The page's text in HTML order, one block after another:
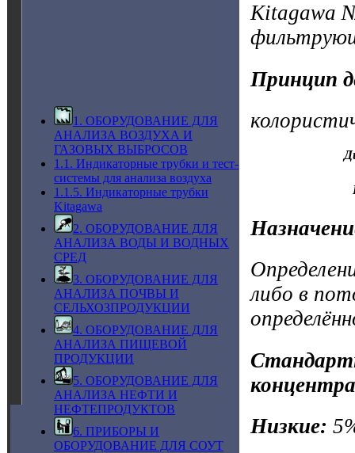
1. ОБОРУДОВАНИЕ ДЛЯ
АНАЛИЗА ВОЗДУХА И
ГАЗОВЫХ ВЫБРОСОВ
1.1. Индикаторные трубки и тест-
системы для анализа воздуха
1.1.5. Индикаторные трубки
Kitagawa
2. ОБОРУДОВАНИЕ ДЛЯ
АНАЛИЗА ВОДЫ И ВОДНЫХ
СРЕД
3. ОБОРУДОВАНИЕ ДЛЯ
АНАЛИЗА ПОЧВЫ И
СЕЛЬХОЗПРОДУКЦИИ
4. ОБОРУДОВАНИЕ ДЛЯ
АНАЛИЗА ПИЩЕВОЙ
ПРОДУКЦИИ
5. ОБОРУДОВАНИЕ ДЛЯ
АНАЛИЗА НЕФТИ И
НЕФТЕПРОДУКТОВ
6. ПРИБОРЫ И
ОБОРУДОВАНИЕ ДЛЯ СОУТ
Kitagawa
Принцип
либо в
Низкие: